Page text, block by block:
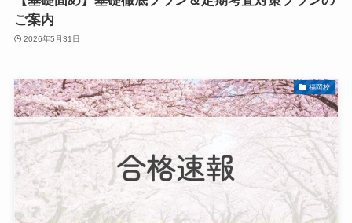
ご案内
2026年5月31日
福岡校